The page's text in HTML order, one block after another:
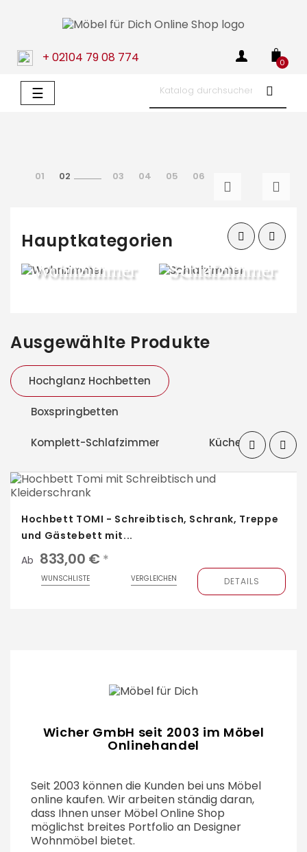
+ 02104 79 08 774 0
Umschalten
der
☰
1 2 3 4 5 6
Hauptkategorien
Wohnzimmer Schlafzimmer
‹
Ausgewählte Produkte
Hochglanz Hochbetten
Boxspringbetten
Komplett-Schlafzimmer Küchen
Hochbett TOMI - Schreibtisch, Schrank, Treppe
und Gästebett mit...
Ab 833,00 € *
WUNSCHLISTE VERGLEICHEN DETAILS
‹ ›
Wicher GmbH seit 2003 im Möbel
Onlinehandel
Seit 2003 können die Kunden bei uns Möbel
online kaufen. Wir arbeiten ständig daran,
dass Ihnen unser Möbel Online Shop
möglichst breites Portfolio an Designer
Wohnmöbel bietet.